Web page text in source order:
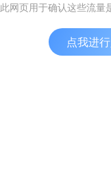
此网页用于确认这些流量
点我进